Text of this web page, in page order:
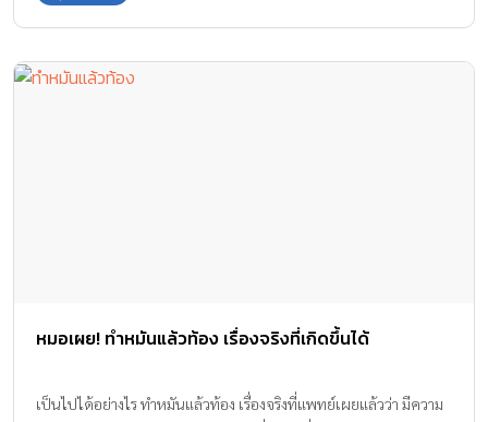
หมอเผย! ทำหมันแล้วท้อง เรื่องจริงที่เกิดขึ้นได้
เป็นไปได้อย่างไร ทำหมันแล้วท้อง เรื่องจริงที่แพทย์เผยแล้วว่า มีความ